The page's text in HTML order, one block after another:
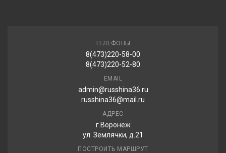
ТЕЛЕФОНЫ
8(473)220-58-00
8(473)220-52-80
EMAIL
admin@russhina36.ru
russhina36@mail.ru
АДРЕС
г.Воронеж
ул. Землячки, д.21
ПОСТРОИТЬ МАРШРУТ